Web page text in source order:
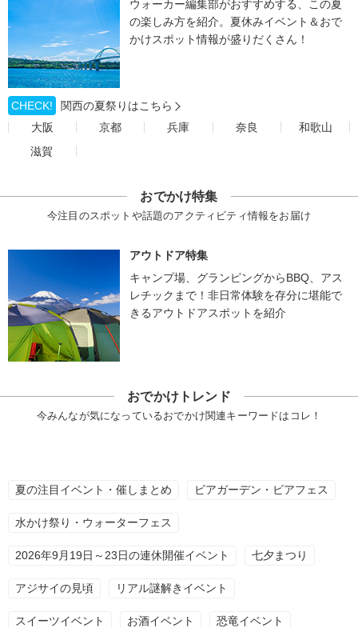
ウォーカー編集部がおすすめする、この夏
の楽しみ方を紹介。夏休みイベント＆おで
かけスポット情報が盛りだくさん！
CHECK!
関西の夏祭りはこちら
大阪
京都 兵庫 奈良
和歌山
滋賀
おでかけ特集
今注目のスポットや話題のアクティビティ情報をお届け
アウトドア特集
キャンプ場、グランピングからBBQ、アス
レチックまで！非日常体験を存分に堪能で
きるアウトドアスポットを紹介
おでかけトレンド
今みんなが気になっているおでかけ関連キーワードはコレ！
夏の注目イベント・催しまとめ ビアガーデン・ビアフェス
水かけ祭り・ウォーターフェス
2026年9月19日～23日の連休開催イベント 七夕まつり
アジサイの見頃 リアル謎解きイベント
スイーツイベント お酒イベント 恐竜イベント